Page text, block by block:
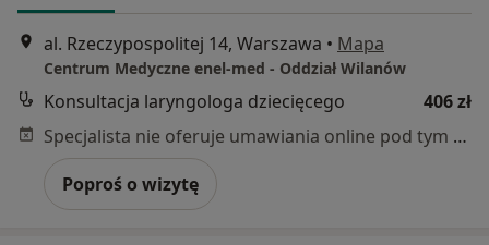
al. Rzeczypospolitej 14, Warszawa • Mapa
Centrum Medyczne enel-med - Oddział Wilanów
Konsultacja laryngologa dziecięcego
406 zł
Specjalista nie oferuje umawiania online pod tym adresem.
Poproś o wizytę